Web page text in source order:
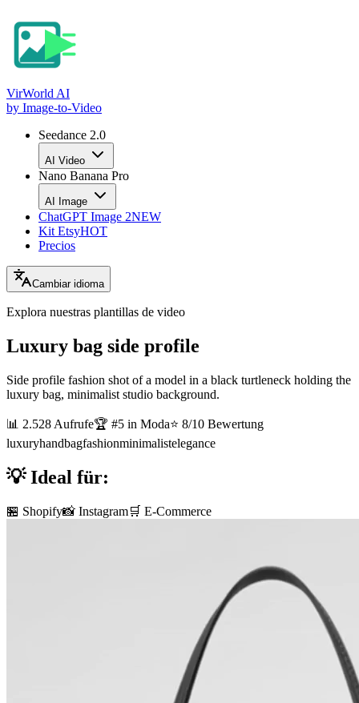
VirWorld AI
by Image-to-Video
Seedance 2.0
AI Video
Nano Banana Pro
AI Image
ChatGPT Image 2NEW
Kit EtsyHOT
Precios
Cambiar idioma
Explora nuestras plantillas de video
Luxury bag side profile
Side profile fashion shot of a model in a black turtleneck holding the
luxury bag, minimalist studio background.
📊 2.528 Aufrufe🏆 #5 in Moda⭐ 8/10 Bewertung
luxuryhandbagfashionminimalistelegance
💡 Ideal für:
🏪 Shopify📸 Instagram🛒 E-Commerce